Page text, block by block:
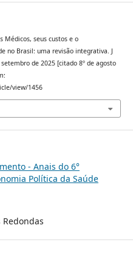
Médicos, seus custos e o
no Brasil: uma revisão integrativa. J
de 2025 [citado 8º de agosto
view/1456
- Anais do 6°
Política da Saúde